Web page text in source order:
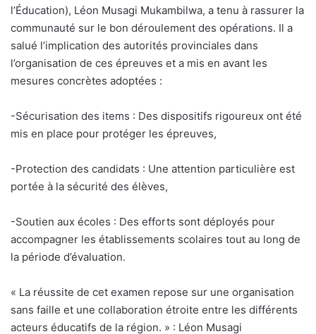
l’Éducation), Léon Musagi Mukambilwa, a tenu à rassurer la
communauté sur le bon déroulement des opérations. Il a
salué l’implication des autorités provinciales dans
l’organisation de ces épreuves et a mis en avant les
mesures concrètes adoptées :
-Sécurisation des items : Des dispositifs rigoureux ont été
mis en place pour protéger les épreuves,
-Protection des candidats : Une attention particulière est
portée à la sécurité des élèves,
-Soutien aux écoles : Des efforts sont déployés pour
accompagner les établissements scolaires tout au long de
la période d’évaluation.
« La réussite de cet examen repose sur une organisation
sans faille et une collaboration étroite entre les différents
acteurs éducatifs de la région. » : Léon Musagi